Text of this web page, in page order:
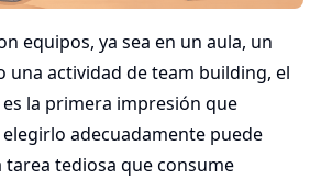
equipos, ya sea en un aula, un
actividad de team building, el
la primera impresión que
adecuadamente puede
tediosa que consume